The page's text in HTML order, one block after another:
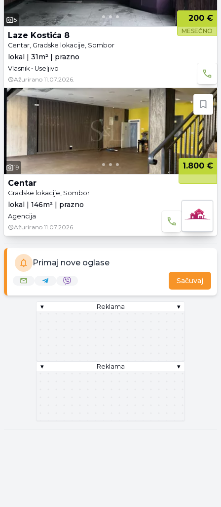
5 200 €
MESEČNO
Laze Kostića 8
Centar, Gradske lokacije, Sombor
lokal | 31m² | prazno
Vlasnik • Useljivo
Ažurirano 11.07.2026.
19
1.800 €
Centar
Gradske lokacije, Sombor
lokal | 146m² | prazno
Agencija
Ažurirano 11.07.2026.
Primaj nove oglase
Sačuvaj
▾ Reklama ▾
▾ Reklama ▾